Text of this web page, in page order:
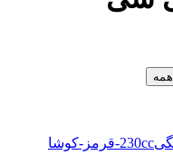
همه